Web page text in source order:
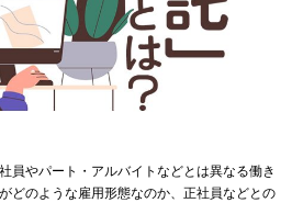
員やパート・アルバイトなどとは異なる働き
どのような雇用形態なのか、正社員などとの